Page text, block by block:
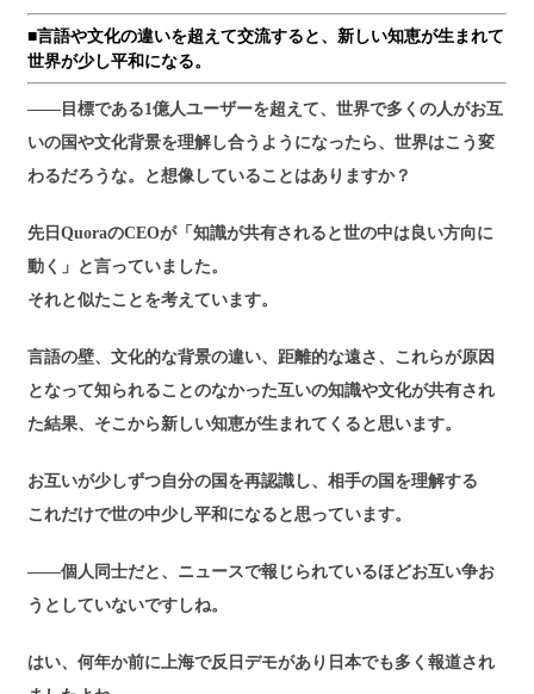
■言語や文化の違いを超えて交流すると、新しい知恵が生まれて
世界が少し平和になる。
――目標である1億人ユーザーを超えて、世界で多くの人がお互
いの国や文化背景を理解し合うようになったら、世界はこう変
わるだろうな。と想像していることはありますか？
先日QuoraのCEOが「知識が共有されると世の中は良い方向に
動く」と言っていました。
それと似たことを考えています。
言語の壁、文化的な背景の違い、距離的な遠さ、これらが原因
となって知られることのなかった互いの知識や文化が共有され
た結果、そこから新しい知恵が生まれてくると思います。
お互いが少しずつ自分の国を再認識し、相手の国を理解する
これだけで世の中少し平和になると思っています。
――個人同士だと、ニュースで報じられているほどお互い争お
うとしていないですしね。
はい、何年か前に上海で反日デモがあり日本でも多く報道され